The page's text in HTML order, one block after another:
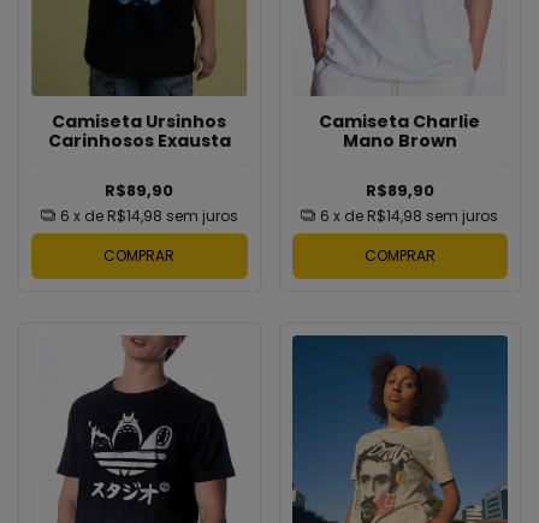
Camiseta Ursinhos
Carinhosos Exausta
R$89,90
6 x de R$14,98 sem juros
COMPRAR
Camiseta Charlie
Mano Brown
R$89,90
6 x de R$14,98 sem juros
COMPRAR